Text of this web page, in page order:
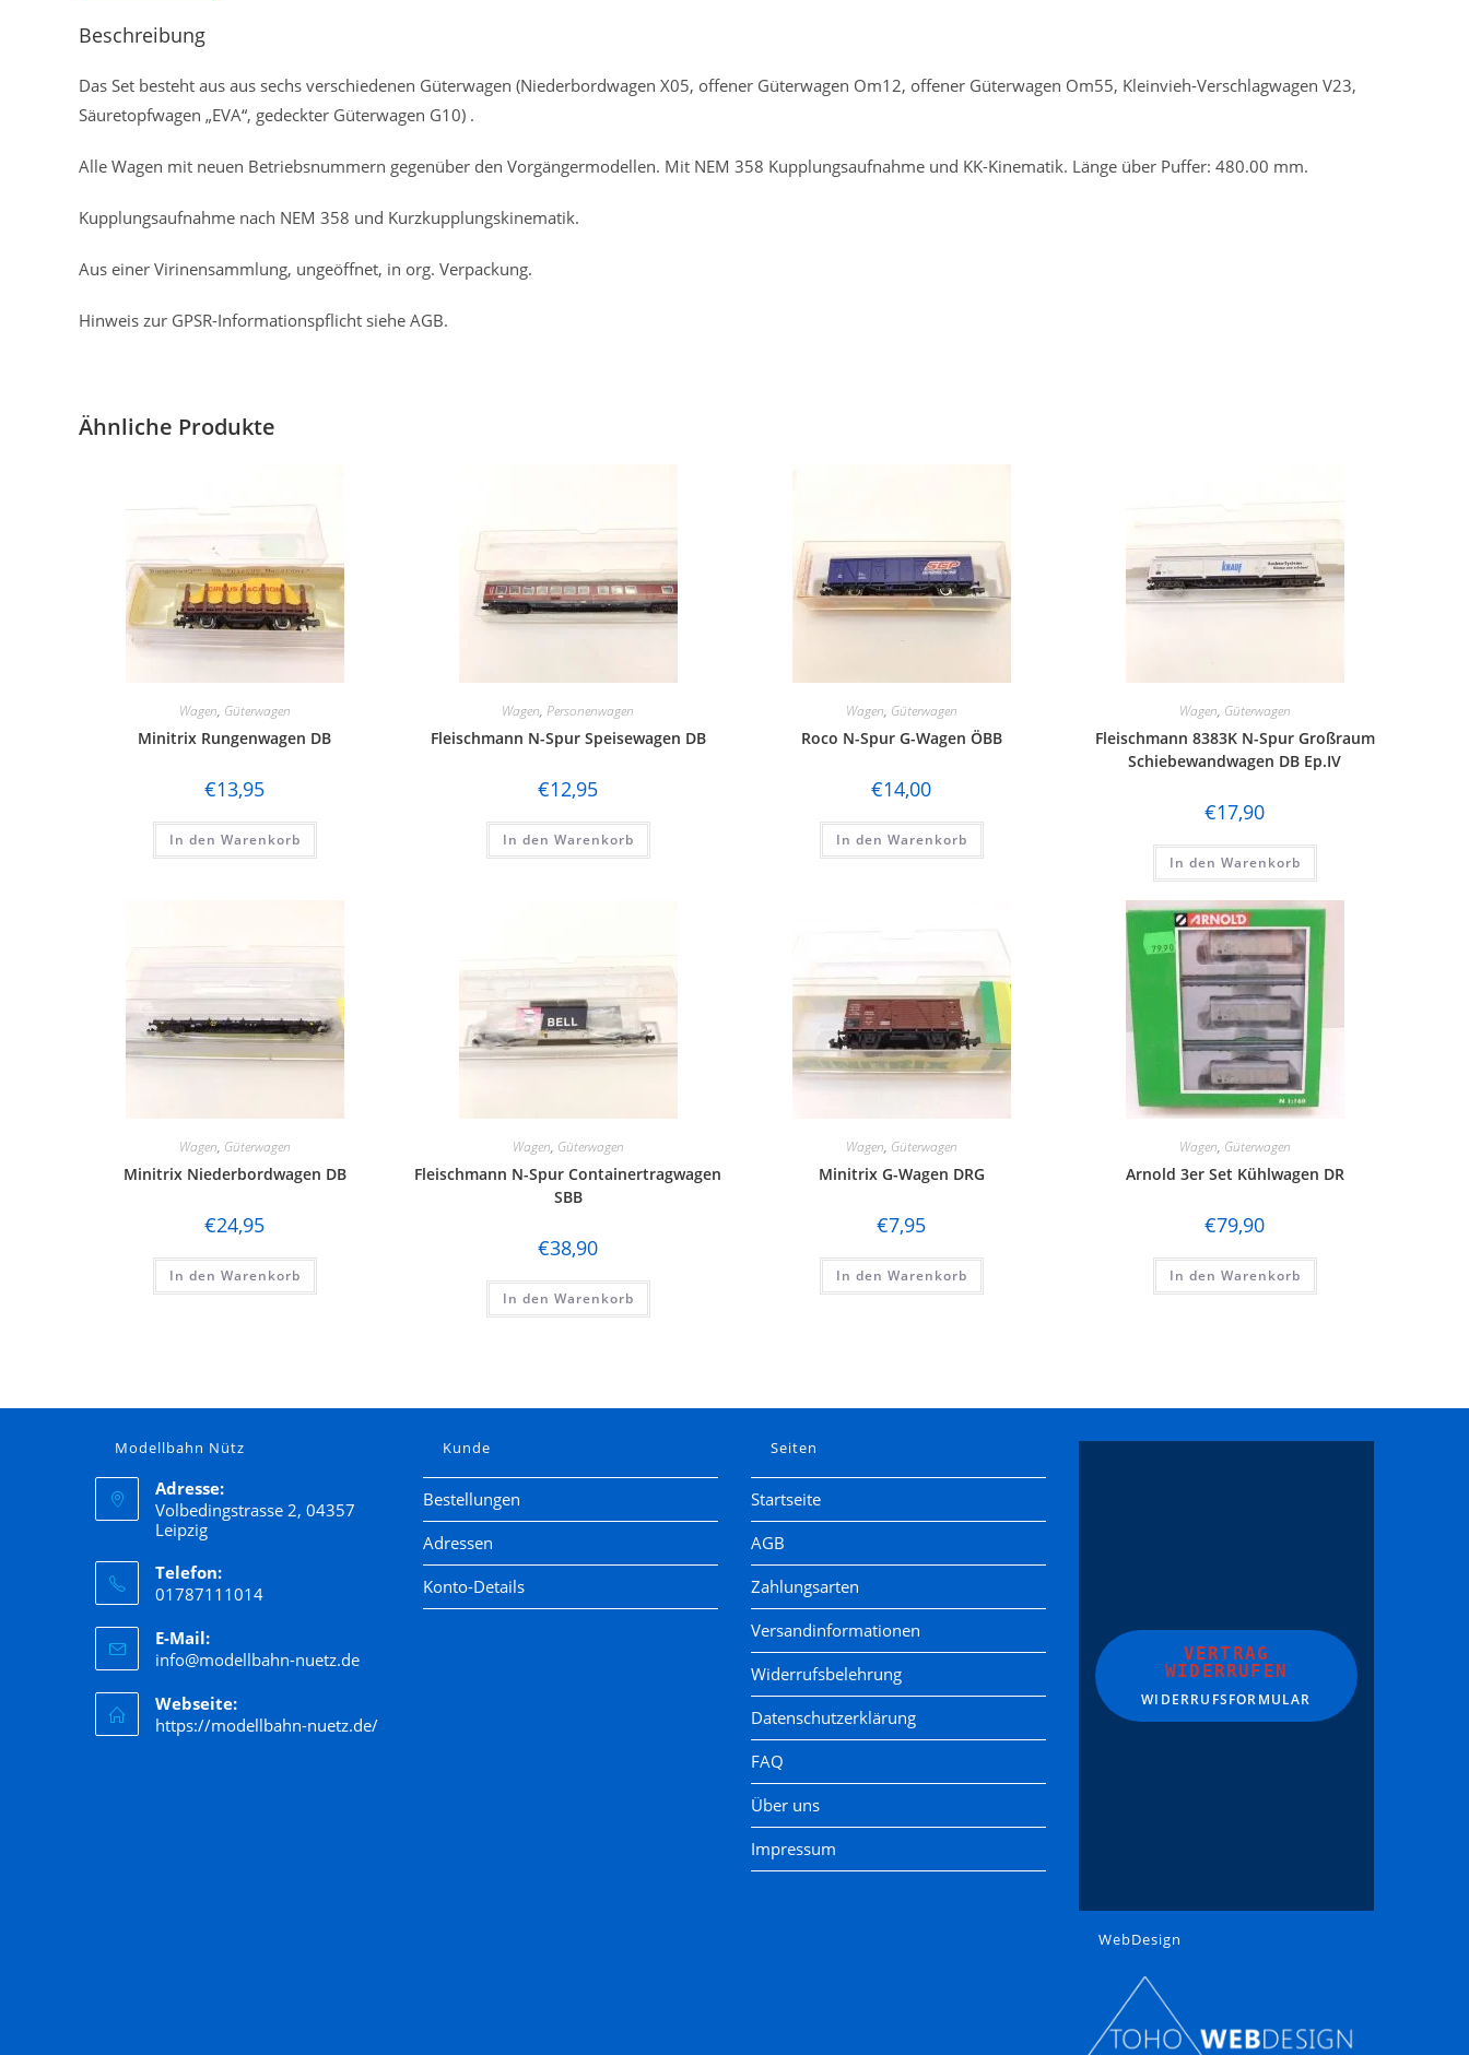
Beschreibung
Das Set besteht aus aus sechs verschiedenen Güterwagen (Niederbordwagen X05, offener Güterwagen Om12, offener Güterwagen Om55, Kleinvieh-Verschlagwagen V23,
Säuretopfwagen „EVA“, gedeckter Güterwagen G10) .
Alle Wagen mit neuen Betriebsnummern gegenüber den Vorgängermodellen. Mit NEM 358 Kupplungsaufnahme und KK-Kinematik. Länge über Puffer: 480.00 mm.
Kupplungsaufnahme nach NEM 358 und Kurzkupplungskinematik.
Aus einer Virinensammlung, ungeöffnet, in org. Verpackung.
Hinweis zur GPSR-Informationspflicht siehe AGB.
Ähnliche Produkte
Wagen, Güterwagen
Minitrix Rungenwagen DB
€13,95
In den Warenkorb
Wagen, Personenwagen
Fleischmann N-Spur Speisewagen DB
€12,95
In den Warenkorb
Wagen, Güterwagen
Roco N-Spur G-Wagen ÖBB
€14,00
In den Warenkorb
Wagen, Güterwagen
Fleischmann 8383K N-Spur Großraum
Schiebewandwagen DB Ep.IV
€17,90
In den Warenkorb
Wagen, Güterwagen
Minitrix Niederbordwagen DB
€24,95
In den Warenkorb
Wagen, Güterwagen
Fleischmann N-Spur Containertragwagen
SBB
€38,90
In den Warenkorb
Wagen, Güterwagen
Minitrix G-Wagen DRG
€7,95
In den Warenkorb
Wagen, Güterwagen
Arnold 3er Set Kühlwagen DR
€79,90
In den Warenkorb
Modellbahn Nütz
Adresse:
Volbedingstrasse 2, 04357
Leipzig
Telefon:
01787111014
E-Mail:
info@modellbahn-nuetz.de
Webseite:
https://modellbahn-nuetz.de/
Kunde
Bestellungen
Adressen
Konto-Details
Seiten
Startseite
AGB
Zahlungsarten
Versandinformationen
Widerrufsbelehrung
Datenschutzerklärung
FAQ
Über uns
Impressum
VERTRAG
WIDERRUFEN
WIDERRUFSFORMULAR
WebDesign